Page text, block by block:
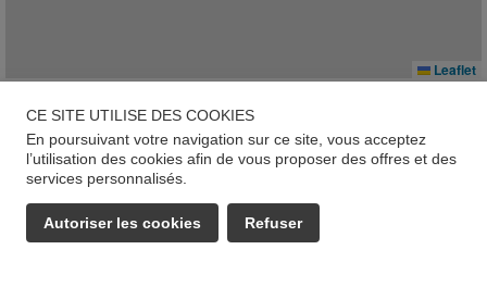
Leaflet
2 place des tanneurs, 54410, Laneuveville-devant-Nancy
Géorisques
Les informations sur les risques auxquels ce bien est exposé
sont disponibles sur le site :
www.georisques.gouv.fr
CE SITE UTILISE DES COOKIES
En poursuivant votre navigation sur ce site, vous acceptez
l’utilisation des cookies afin de vous proposer des offres et des
services personnalisés.
Autoriser les cookies Refuser